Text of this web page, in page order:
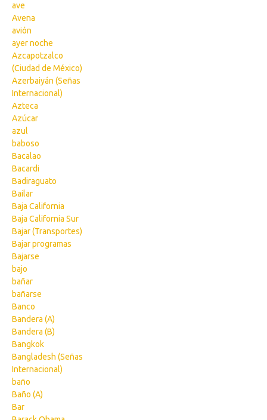
ave
Avena
avión
ayer noche
Azcapotzalco
(Ciudad de México)
Azerbaiyán (Señas
Internacional)
Azteca
Azúcar
azul
baboso
Bacalao
Bacardi
Badiraguato
Bailar
Baja California
Baja California Sur
Bajar (Transportes)
Bajar programas
Bajarse
bajo
bañar
bañarse
Banco
Bandera (A)
Bandera (B)
Bangkok
Bangladesh (Señas
Internacional)
baño
Baño (A)
Bar